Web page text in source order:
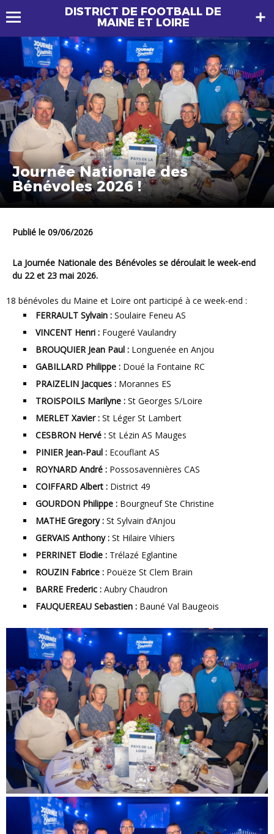
DISTRICT DE FOOTBALL DE
MAINE ET LOIRE
Journée Nationale des
Bénévoles 2026 !
Publié le 09/06/2026
La Journée Nationale des Bénévoles se déroulait le week-end
du 22 et 23 mai 2026.
18 bénévoles du Maine et Loire ont participé à ce week-end :
FERRAULT Sylvain : Soulaire Feneu AS
VINCENT Henri : Fougeré Vaulandry
BROUQUIER Jean Paul : Longuenée en Anjou
GABILLARD Philippe : Doué la Fontaine RC
PRAIZELIN Jacques : Morannes ES
TROISPOILS Marilyne : St Georges S/Loire
MERLET Xavier : St Léger St Lambert
CESBRON Hervé : St Lézin AS Mauges
PINIER Jean-Paul : Ecouflant AS
ROYNARD André : Possosavennières CAS
COIFFARD Albert : District 49
GOURDON Philippe : Bourgneuf Ste Christine
MATHE Gregory : St Sylvain d’Anjou
GERVAIS Anthony : St Hilaire Vihiers
PERRINET Elodie : Trélazé Eglantine
ROUZIN Fabrice : Pouëze St Clem Brain
BARRE Frederic : Aubry Chaudron
FAUQUEREAU Sebastien : Bauné Val Baugeois